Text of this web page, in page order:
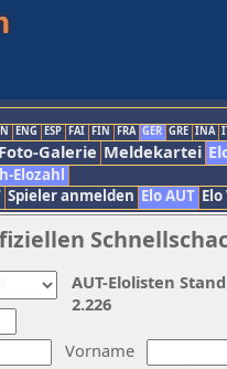
ENG ESP FAI FIN FRA GER GRE INA
Foto-Galerie Meldekartei
Elozahl
Spieler anmelden Elo AUT
Vorname
AUT-Elolisten
2.226